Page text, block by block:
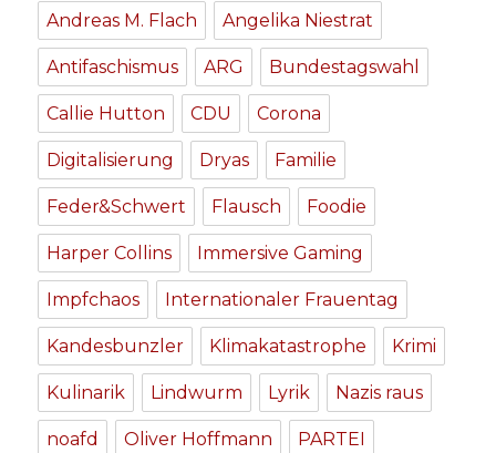
Andreas M. Flach Angelika Niestrat
Antifaschismus ARG Bundestagswahl
Callie Hutton CDU Corona
Digitalisierung Dryas Familie
Feder&Schwert Flausch Foodie
Harper Collins Immersive Gaming
Impfchaos Internationaler Frauentag
Kandesbunzler Klimakatastrophe Krimi
Kulinarik Lindwurm Lyrik Nazis raus
noafd Oliver Hoffmann PARTEI